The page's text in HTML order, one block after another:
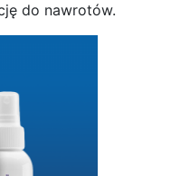
do nawrotów.